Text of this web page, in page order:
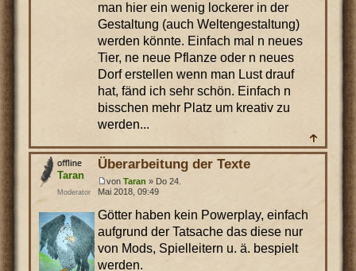
man hier ein wenig lockerer in der
Gestaltung (auch Weltengestaltung)
werden könnte. Einfach mal n neues
Tier, ne neue Pflanze oder n neues
Dorf erstellen wenn man Lust drauf
hat, fänd ich sehr schön. Einfach n
bisschen mehr Platz um kreativ zu
werden...
Überarbeitung der Texte
von Taran » Do 24.
Mai 2018, 09:49
Götter haben kein Powerplay, einfach
aufgrund der Tatsache das diese nur
von Mods, Spielleitern u. ä. bespielt
werden.
Taran
Moderator